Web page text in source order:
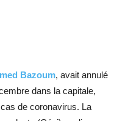
Bazoum, avait annulé
dans la capitale,
de coronavirus. La